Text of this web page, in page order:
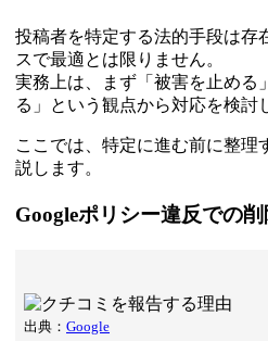
投稿者を特定する法的手段は存
スで最適とは限りません。
実務上は、まず「被害を止める
る」という観点から対応を検討
ここでは、特定に進む前に整理
説します。
Googleポリシー違反での
出典： Google